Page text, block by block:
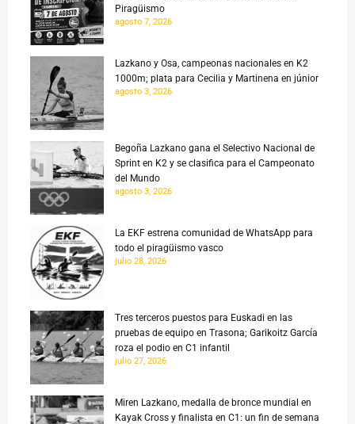
Piragüismo
agosto 7, 2026
Lazkano y Osa, campeonas nacionales en K2
1000m; plata para Cecilia y Martinena en júnior
agosto 3, 2026
Begoña Lazkano gana el Selectivo Nacional de
Sprint en K2 y se clasifica para el Campeonato
del Mundo
agosto 3, 2026
La EKF estrena comunidad de WhatsApp para
todo el piragüismo vasco
julio 28, 2026
Tres terceros puestos para Euskadi en las
pruebas de equipo en Trasona; Garikoitz García
roza el podio en C1 infantil
julio 27, 2026
Miren Lazkano, medalla de bronce mundial en
Kayak Cross y finalista en C1: un fin de semana